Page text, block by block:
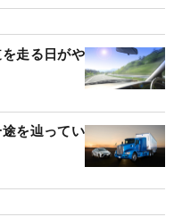
走る日がや
を辿ってい